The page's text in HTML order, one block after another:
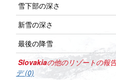
雪下部の深さ
新雪の深さ
最後の降雪
Slovakiaの他のリゾートの報
デ (0)